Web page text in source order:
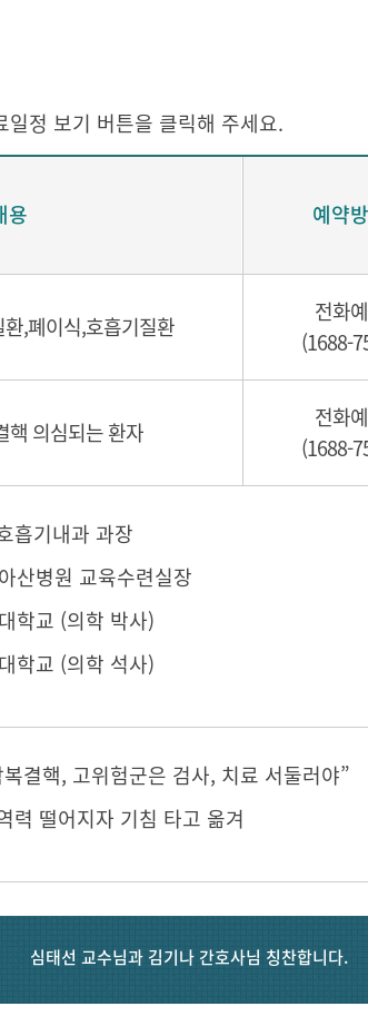
정 보기 버튼을 클릭해 주세요.
용 예약
,폐이식,호흡기질환
전화
(1688-
핵 의심되는 환자
전화
(1688-
흡기내과 과장
산병원 교육수련실장
학교 (의학 박사)
학교 (의학 석사)
결핵, 고위험군은 검사, 치료 서둘러야”
력 떨어지자 기침 타고 옮겨
심태선 교수님과 김기나 간호사님 칭찬합니다.